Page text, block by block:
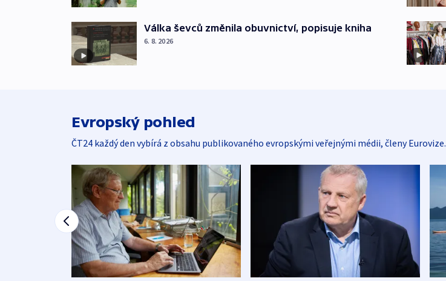
Válka ševců změnila obuvnictví, popisuje kniha
6. 8. 2026
Evropský pohled
ČT24 každý den vybírá z obsahu publikovaného evropskými veřejnými médii, členy Eurovize.